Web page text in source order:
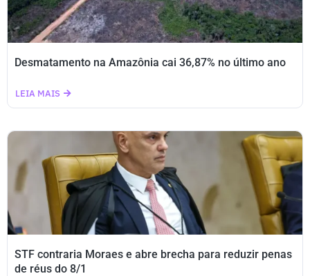
Desmatamento na Amazônia cai 36,87% no último ano
LEIA MAIS
STF contraria Moraes e abre brecha para reduzir penas
de réus do 8/1